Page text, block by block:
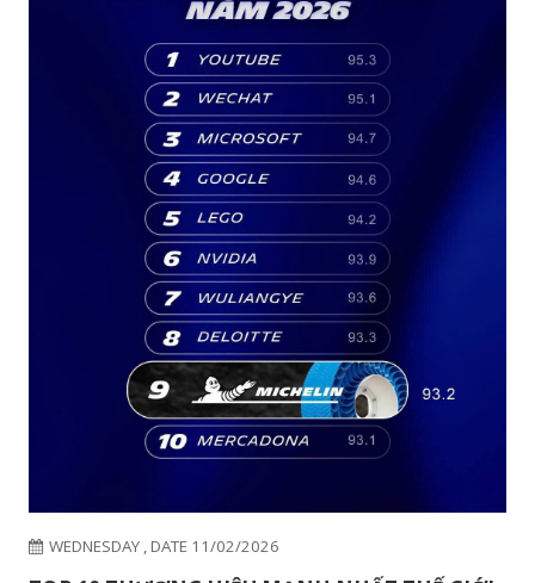
MUA LỐP MICHELIN CHÍNH HÃNG, RINH
NGAY BALO ĐA NĂNG MIỄN PHÍ